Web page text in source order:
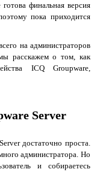
финальная версия
пока приходится
на администраторов
расскажем о том, как
ICQ Groupware,
Server
Server достаточно проста.
администратора. Но
и собираетесь